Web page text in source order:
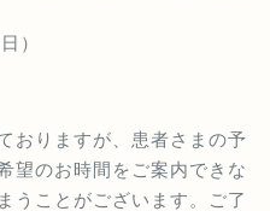
）
おりますが、患者さまの予
望のお時間をご案内できな
うことがございます。ご了